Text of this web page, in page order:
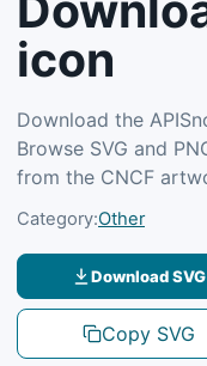
icon
Download the
Browse SVG and
from the CNCF
Category:Other
Download SVG
Copy SVG